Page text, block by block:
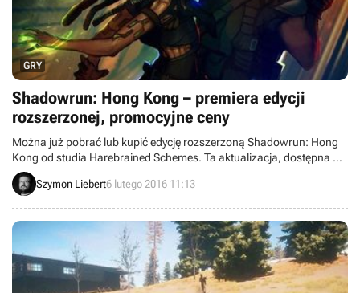
GRY
Shadowrun: Hong Kong – premiera edycji
rozszerzonej, promocyjne ceny
Można już pobrać lub kupić edycję rozszerzoną Shadowrun: Hong
Kong od studia Harebrained Schemes. Ta aktualizacja, dostępna dla
posiadaczy gry za darmo, wprowadza sporo nowej treści i
poprawek. Osoby, które nie mają jeszcze produkcji, mogą kupić ją w
Szymon Liebert6 lutego 2016 11:13